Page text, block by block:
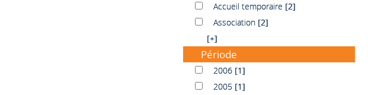
Accueil temporaire
Accueil temporaire [2]
Association
Association [2]
[+]
Période
20062006 [1]
20052005 [1]